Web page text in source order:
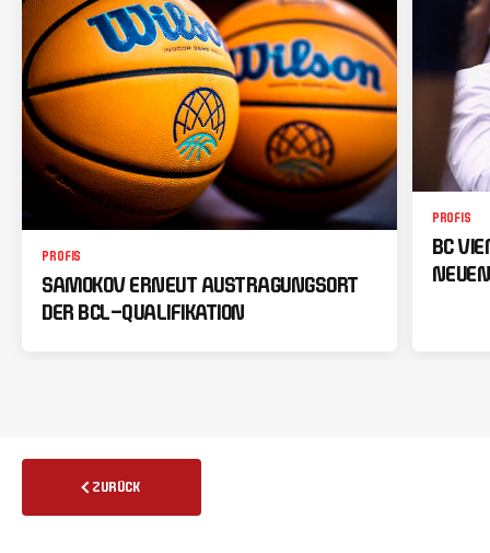
PROFIS
SAMOKOV ERNEUT AUSTRAGUNGSORT
DER BCL-QUALIFIKATION
PROFIS
BC
ZURÜCK